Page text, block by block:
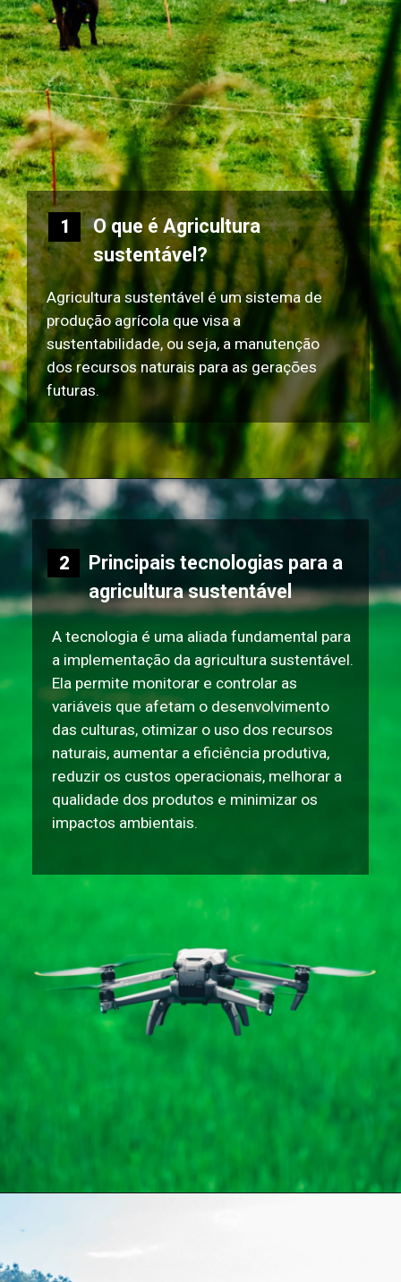
O que é Agricultura
sustentável?
Agricultura sustentável é um sistema de
produção agrícola que visa a
sustentabilidade, ou seja, a manutenção
dos recursos naturais para as gerações
futuras.
1
Principais tecnologias para a
agricultura sustentável
A tecnologia é uma aliada fundamental para
a implementação da agricultura sustentável.
Ela permite monitorar e controlar as
variáveis que afetam o desenvolvimento
das culturas, otimizar o uso dos recursos
naturais, aumentar a eficiência produtiva,
reduzir os custos operacionais, melhorar a
qualidade dos produtos e minimizar os
impactos ambientais.
2